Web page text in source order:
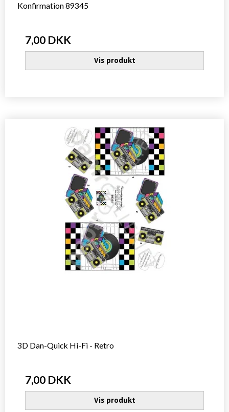
Konfirmation 89345
7,00 DKK
Vis produkt
3D Dan-Quick Hi-Fi - Retro
7,00 DKK
Vis produkt